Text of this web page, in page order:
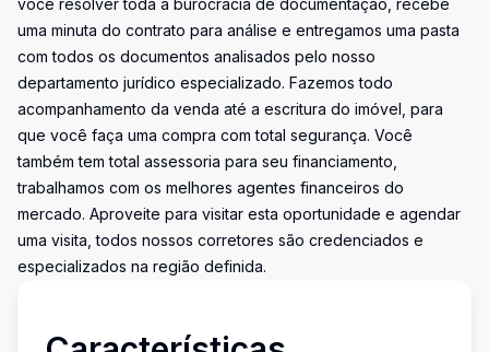
você resolver toda a burocracia de documentação, recebe
uma minuta do contrato para análise e entregamos uma pasta
com todos os documentos analisados pelo nosso
departamento jurídico especializado. Fazemos todo
acompanhamento da venda até a escritura do imóvel, para
que você faça uma compra com total segurança. Você
também tem total assessoria para seu financiamento,
trabalhamos com os melhores agentes financeiros do
mercado. Aproveite para visitar esta oportunidade e agendar
uma visita, todos nossos corretores são credenciados e
especializados na região definida.